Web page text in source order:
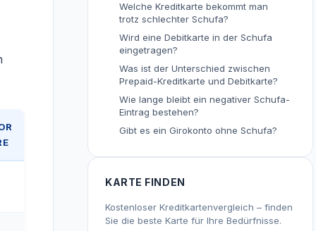
Welche Kreditkarte bekommt man
trotz schlechter Schufa?
Wird eine Debitkarte in der Schufa
eingetragen?
Was ist der Unterschied zwischen
Prepaid-Kreditkarte und Debitkarte?
Wie lange bleibt ein negativer Schufa-
Eintrag bestehen?
Gibt es ein Girokonto ohne Schufa?
KARTE FINDEN
Kostenloser Kreditkartenvergleich – finden
Sie die beste Karte für Ihre Bedürfnisse.